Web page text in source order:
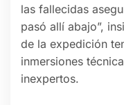
las fallecidas
pasó allí abajo”,
de la expedición
inmersiones
inexpertos.